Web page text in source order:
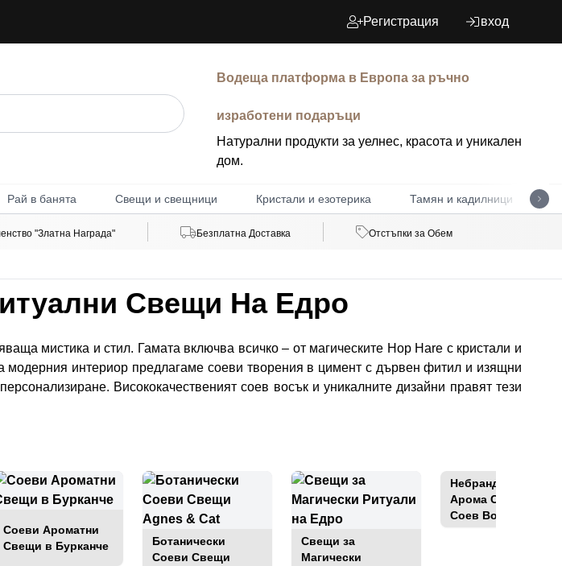
Регистрация вход
Водеща платформа в Европа за ръчно
изработени подаръци
Натурални продукти за уелнес, красота и уникален
дом.
Рай в банята Свещи и свещници Кристали и езотерика Тамян и кадилници
"Златна Награда" Безплатна Доставка Отстъпки за Обем
Свещи На Едро
мистика и стил. Гамата включва всичко – от магическите Hop Hare с кристали и
модерния интериор предлагаме соеви творения в цимент с дървен фитил и изящни
Висококачественият соев восък и уникалните дизайни правят тези
Соеви Ароматни
Свещи в Бурканче
Ботанически
Соеви Свещи
Свещи за
Магически
Небрандирани
Арома Свещи От
Соев Восък - 200
гр.